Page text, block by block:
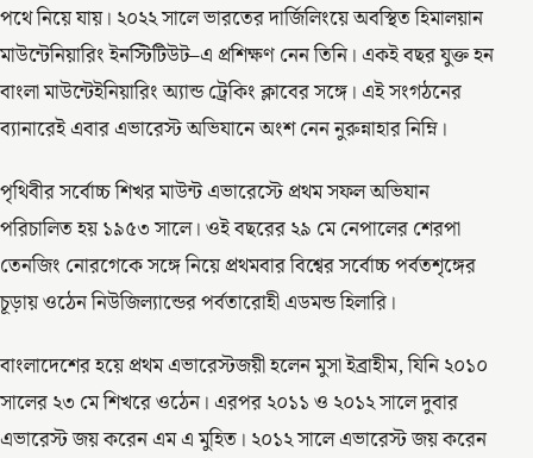
পথে নিয়ে যায়। ২০২২ সালে ভারতের দার্জিলিংয়ে অবস্থিত হিমালয়ান
মাউন্টেনিয়ারিং ইনস্টিটিউট–এ প্রশিক্ষণ নেন তিনি। একই বছর যুক্ত হন
বাংলা মাউন্টেইনিয়ারিং অ্যান্ড ট্রেকিং ক্লাবের সঙ্গে। এই সংগঠনের
ব্যানারেই এবার এভারেস্ট অভিযানে অংশ নেন নুরুন্নাহার নিম্নি।
পৃথিবীর সর্বোচ্চ শিখর মাউন্ট এভারেস্টে প্রথম সফল অভিযান
পরিচালিত হয় ১৯৫৩ সালে। ওই বছরের ২৯ মে নেপালের শেরপা
তেনজিং নোরগেকে সঙ্গে নিয়ে প্রথমবার বিশ্বের সর্বোচ্চ পর্বতশৃঙ্গের
চূড়ায় ওঠেন নিউজিল্যান্ডের পর্বতারোহী এডমন্ড হিলারি।
বাংলাদেশের হয়ে প্রথম এভারেস্টজয়ী হলেন মুসা ইব্রাহীম, যিনি ২০১০
সালের ২৩ মে শিখরে ওঠেন। এরপর ২০১১ ও ২০১২ সালে দুবার
এভারেস্ট জয় করেন এম এ মুহিত। ২০১২ সালে এভারেস্ট জয় করেন